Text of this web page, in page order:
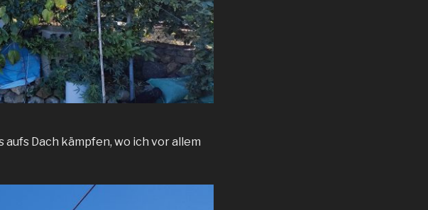
Dach kämpfen, wo ich vor allem